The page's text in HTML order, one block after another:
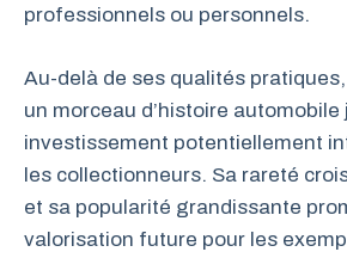
professionnels ou personnels.
Au-delà de ses qualités
un morceau d’histoire
investissement potentiellement
les collectionneurs. Sa rareté
et sa popularité grandissante
valorisation future pour les